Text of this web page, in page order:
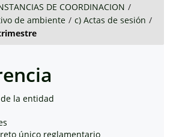
DE COORDINACION /
de ambiente / c) Actas de sesión /
la entidad
único reglamentario